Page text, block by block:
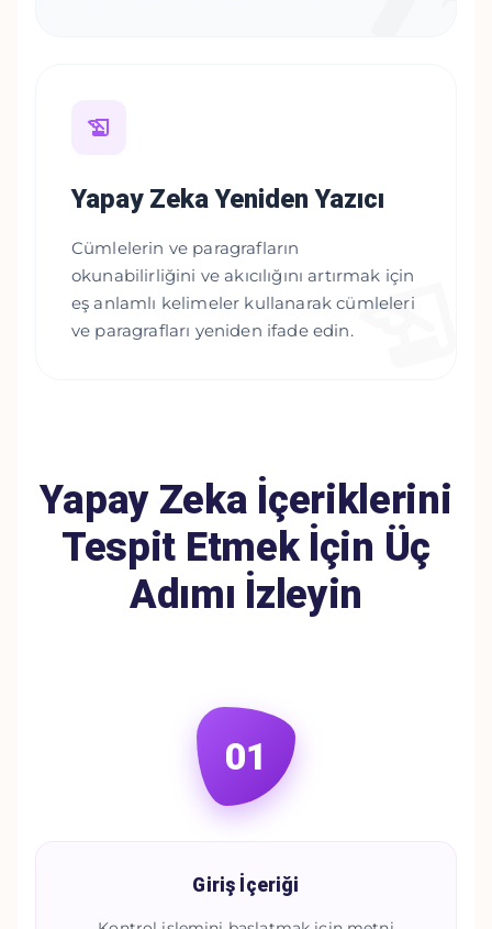
Yapay Zeka Yeniden Yazıcı
Cümlelerin ve paragrafların
okunabilirliğini ve akıcılığını artırmak için
eş anlamlı kelimeler kullanarak cümleleri
ve paragrafları yeniden ifade edin.
Yapay Zeka İçeriklerini
Tespit Etmek İçin Üç
Adımı İzleyin
01
Giriş İçeriği